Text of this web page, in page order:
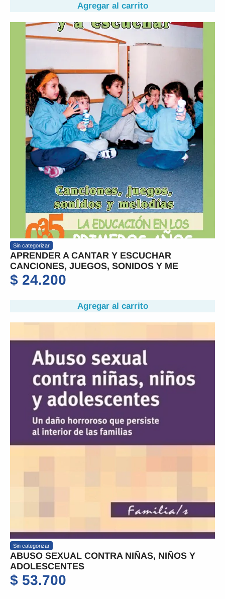
Agregar al carrito
Sin categorizar
APRENDER A CANTAR Y ESCUCHAR
CANCIONES, JUEGOS, SONIDOS Y ME
$ 24.200
Agregar al carrito
Sin categorizar
ABUSO SEXUAL CONTRA NIÑAS, NIÑOS Y
ADOLESCENTES
$ 53.700